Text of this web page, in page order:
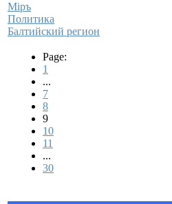
Мiръ
Политика
Балтийский регион
Page:
1
...
7
8
9
10
11
...
30